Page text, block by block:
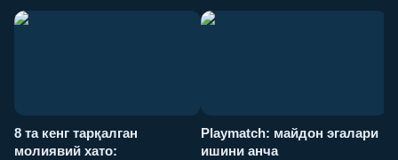
8 та кенг тарқалган
молиявий хато:
Playmatch: майдон эгалари
ишини анча